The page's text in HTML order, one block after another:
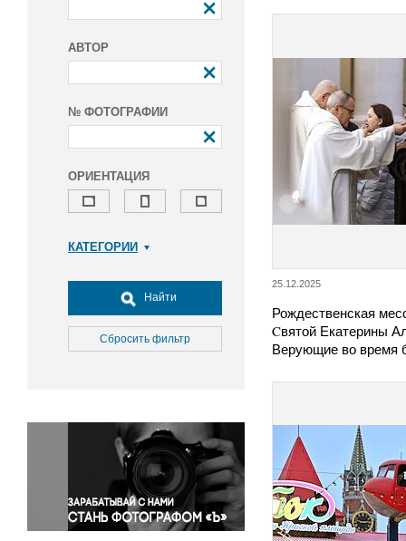
АВТОР
№ ФОТОГРАФИИ
ОРИЕНТАЦИЯ
КАТЕГОРИИ
Досуг, туризм и отдых
Культура
Медицина
Окружающая среда
Политика
Правосудие
Происшествия и конфликты
Религия
Найти
Сбросить фильтр
25.12.2025
Рождественская
Cвятой Екатерины
Верующие во время